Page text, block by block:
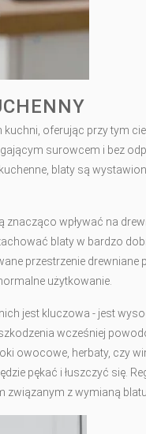
oferując przy tym
surowcem i bez
blaty są
wpływać na
blaty w bardzo
przestrzenie drewniane
użytkowanie.
jest kluczowa - jest
wcześniej
owocowe, herbaty, czy
pękać i łuszczyć się.
związanym z wymianą blatu.